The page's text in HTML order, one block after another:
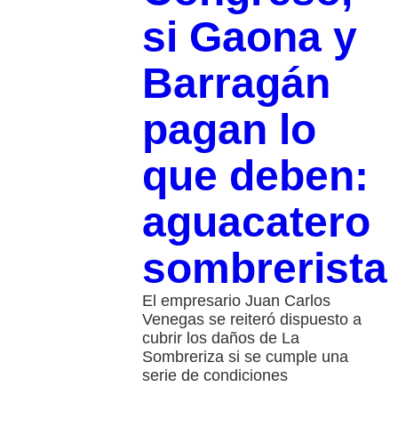
si Gaona y
Barragán
pagan lo
que deben:
aguacatero
sombrerista
El empresario Juan Carlos
Venegas se reiteró dispuesto a
cubrir los daños de La
Sombreriza si se cumple una
serie de condiciones